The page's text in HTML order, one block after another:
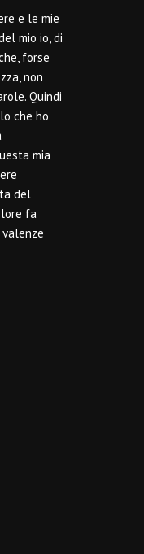
e le mie
mio io, di
forse
non
Quindi
che ho
mia
del
fa